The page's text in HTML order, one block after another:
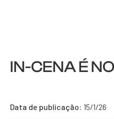
IN-CENA É
Data de publicação: 15/1/26